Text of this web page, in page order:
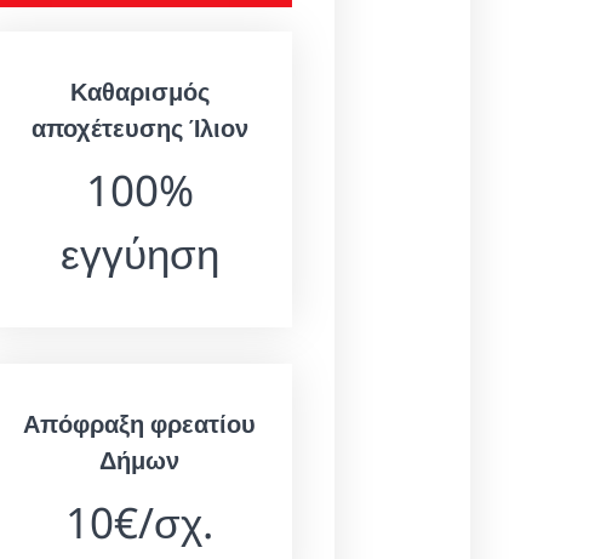
Καθαρισμός
αποχέτευσης Ίλιον
100%
εγγύηση
Απόφραξη φρεατίου
Δήμων
10€/σχ.